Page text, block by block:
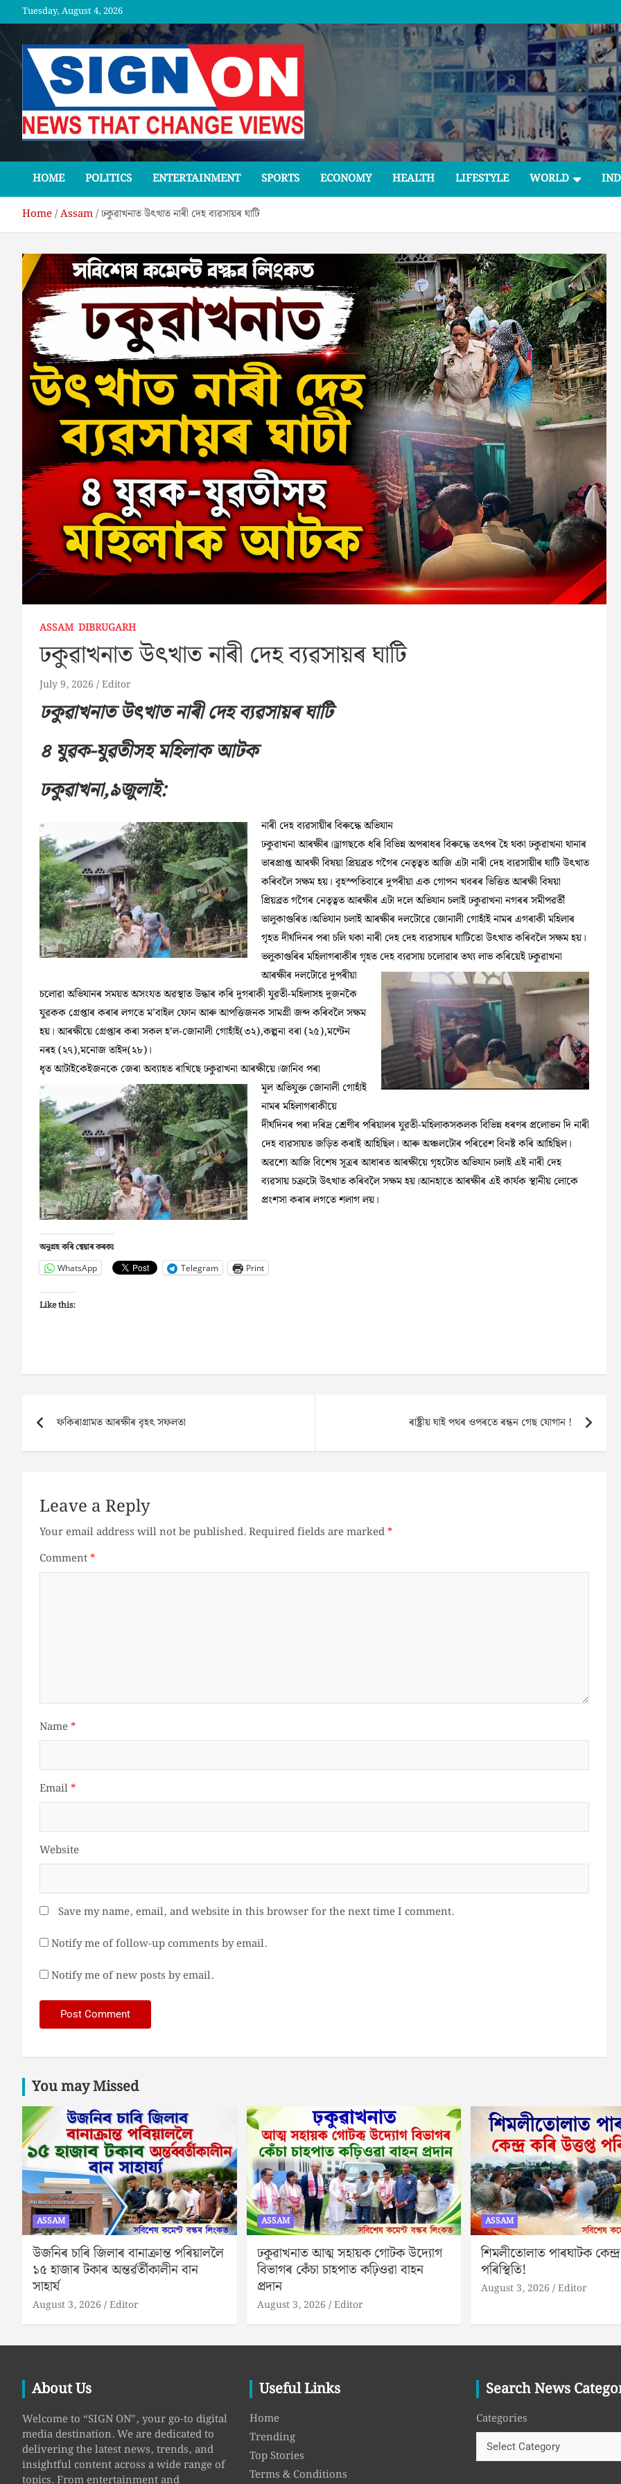
to
Tuesday, August 4, 2026
SGNON
HOME POLITICS ENTERTAINMENT SPORTS ECONOMY HEALTH LIFESTYLE WORLD
Home Assam ঢকুৱাখনাত উৎখাত নাৰী দেহ ব্যৱসায়ৰ ঘাটি
ASSAM DIBRUGARH
ঢকুৱাখনাত উৎখাত নাৰী দেহ ব্যৱসায়ৰ ঘাটি
July 9, 2026 Editor
ঢকুৱাখনাত উৎখাত নাৰী দেহ ব্যৱসায়ৰ ঘাটি
৪ যুৱক-যুৱতীসহ মহিলাক আটক
ঢকুৱাখনা,৯জুলাই:
নাৰী দেহ ব্যৱসায়ীৰ বিৰুদ্ধে অভিযান
ঢকুৱাখনা আৰক্ষীৰ।ড্ৰাগছকে ধৰি বিভিন্ন অপৰাধৰ বিৰুদ্ধে তৎপৰ হৈ থকা ঢকুৱাখনা থানাৰ
ভাৰপ্ৰাপ্ত আৰক্ষী বিষয়া প্ৰিয়ব্রত গগৈৰ নেতৃত্বত আজি এটা নাৰী দেহ ব্যৱসায়ীৰ ঘাটি উৎখাত
কৰিবলৈ সক্ষম হয়। বৃহস্পতিবাৰে দুপৰীয়া এক গোপন খবৰৰ ভিত্তিত আৰক্ষী বিষয়া
প্ৰিয়ব্রত গগৈৰ নেতৃত্বত আৰক্ষীৰ এটা দলে অভিযান চলাই ঢকুৱাখনা নগৰৰ সমীপৱৰ্তী
ভালুকাগুৰিত।অভিযান চলাই আৰক্ষীৰ দলটোৱে জোনালী গোহাঁই নামৰ এগৰাকী মহিলাৰ
গৃহত দীৰ্ঘদিনৰ পৰা চলি থকা নাৰী দেহ দেহ ব্যৱসায়ৰ ঘাটিতো উৎখাত কৰিবলৈ সক্ষম হয়।
ভলুকাগুৰিৰ মহিলাগৰাকীৰ গৃহত দেহ ব্যৱসায় চলোৱাৰ তথ্য লাভ কৰিয়েই ঢকুৱাখনা
আৰক্ষীৰ দলটোৱেদুপৰীয়া
চলোৱা অভিযানৰ সময়ত অসংযত অৱস্থাত উদ্ধাৰ কৰি দুগৰাকী যুৱতী-মহিলাসহ দুজনকৈ
যুৱকক গ্ৰেপ্তাৰ কৰাৰ লগতে ম’বাইল ফোন আৰু আপত্তিজনক সামগ্রী জব্দ কৰিবলৈ সক্ষম
হয়। আৰক্ষীয়ে গ্ৰেপ্তাৰ কৰা সকল হ’ল-জোনালী গোহাঁই(৩২),কল্পনা বৰা (২৫),মণ্টেন
নৰহ (২৭),মনোজ তাইদ(২৮)।
ধৃত আটাইকেইজনকে জেৰা অব্যাহত ৰাখিছে ঢকুৱাখনা আৰক্ষীয়ে।জানিব পৰা
মূল অভিযুক্ত জোনালী গোহাঁই
নামৰ মহিলাগৰাকীয়ে
দীৰ্ঘদিনৰ পৰা দৰিদ্ৰ শ্ৰেণীৰ পৰিয়ালৰ যুৱতী-মহিলাকসকলক বিভিন্ন ধৰণৰ প্ৰলোভন দি নাৰী
দেহ ব্যৱসায়ত জড়িত কৰাই আহিছিল। আৰু অঞ্চলটোৰ পৰিৱেশ বিনষ্ট কৰি আহিছিল।
অৱশ্যে আজি বিশেষ সূত্ৰৰ আধাৰত আৰক্ষীয়ে গৃহটোত অভিযান চলাই এই নাৰী দেহ
ব্যৱসায় চক্ৰটো উৎখাত কৰিবলৈ সক্ষম হয়।আনহাতে আৰক্ষীৰ এই কাৰ্যক স্থানীয় লোকে
প্ৰংশসা কৰাৰ লগতে শলাগ লয়।
অনুগ্ৰহ কৰি শ্বেয়াৰ কৰকঃ
WhatsApp Telegram Print
Like this:
Post
navigation
ফকিৰাগ্ৰামত আৰক্ষীৰ বৃহৎ সফলতা ৰাষ্ট্ৰীয় ঘাই পথৰ ওপৰতে ৰন্ধন গেছ যোগান !
Leave a Reply
Your email address will not be published.Required fields are marked*
Comment*
Name*
Email*
Website
Save my name, email, and website in this browser for the next time I comment.
Notify me of follow-up comments by email.
Notify me of new posts by email.
You may Missed
ASSAM
উজনিৰ চাৰি জিলাৰ বানাক্ৰান্ত পৰিয়াললৈ
১৫ হাজাৰ টকাৰ অন্তৰ্ৱৰ্তীকালীন বান
সাহাৰ্য
August 3, 2026 Editor
ASSAM
ঢকুৱাখনাত আত্ম সহায়ক গোটক উদ্যোগ
বিভাগৰ কেঁচা চাহপাত কঢ়িওৱা বাহন
প্ৰদান
August 3, 2026 Editor
ASSAM
শিমলীতোলাত পাৰঘাটক
পৰিস্থিতি!
August 3, 2026 Editor
About Us
Welcome to “SIGN ON”, your go-to digital
media destination. We are dedicated to
delivering the latest news, trends, and
insightful content across a wide range of
topics. From entertainment and
Useful Links
Home
Trending
Top Stories
Terms & Conditions
Search News
Categories